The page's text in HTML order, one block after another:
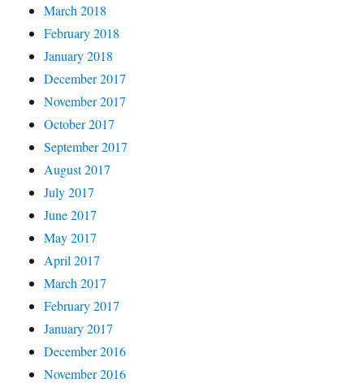
March 2018
February 2018
January 2018
December 2017
November 2017
October 2017
September 2017
August 2017
July 2017
June 2017
May 2017
April 2017
March 2017
February 2017
January 2017
December 2016
November 2016